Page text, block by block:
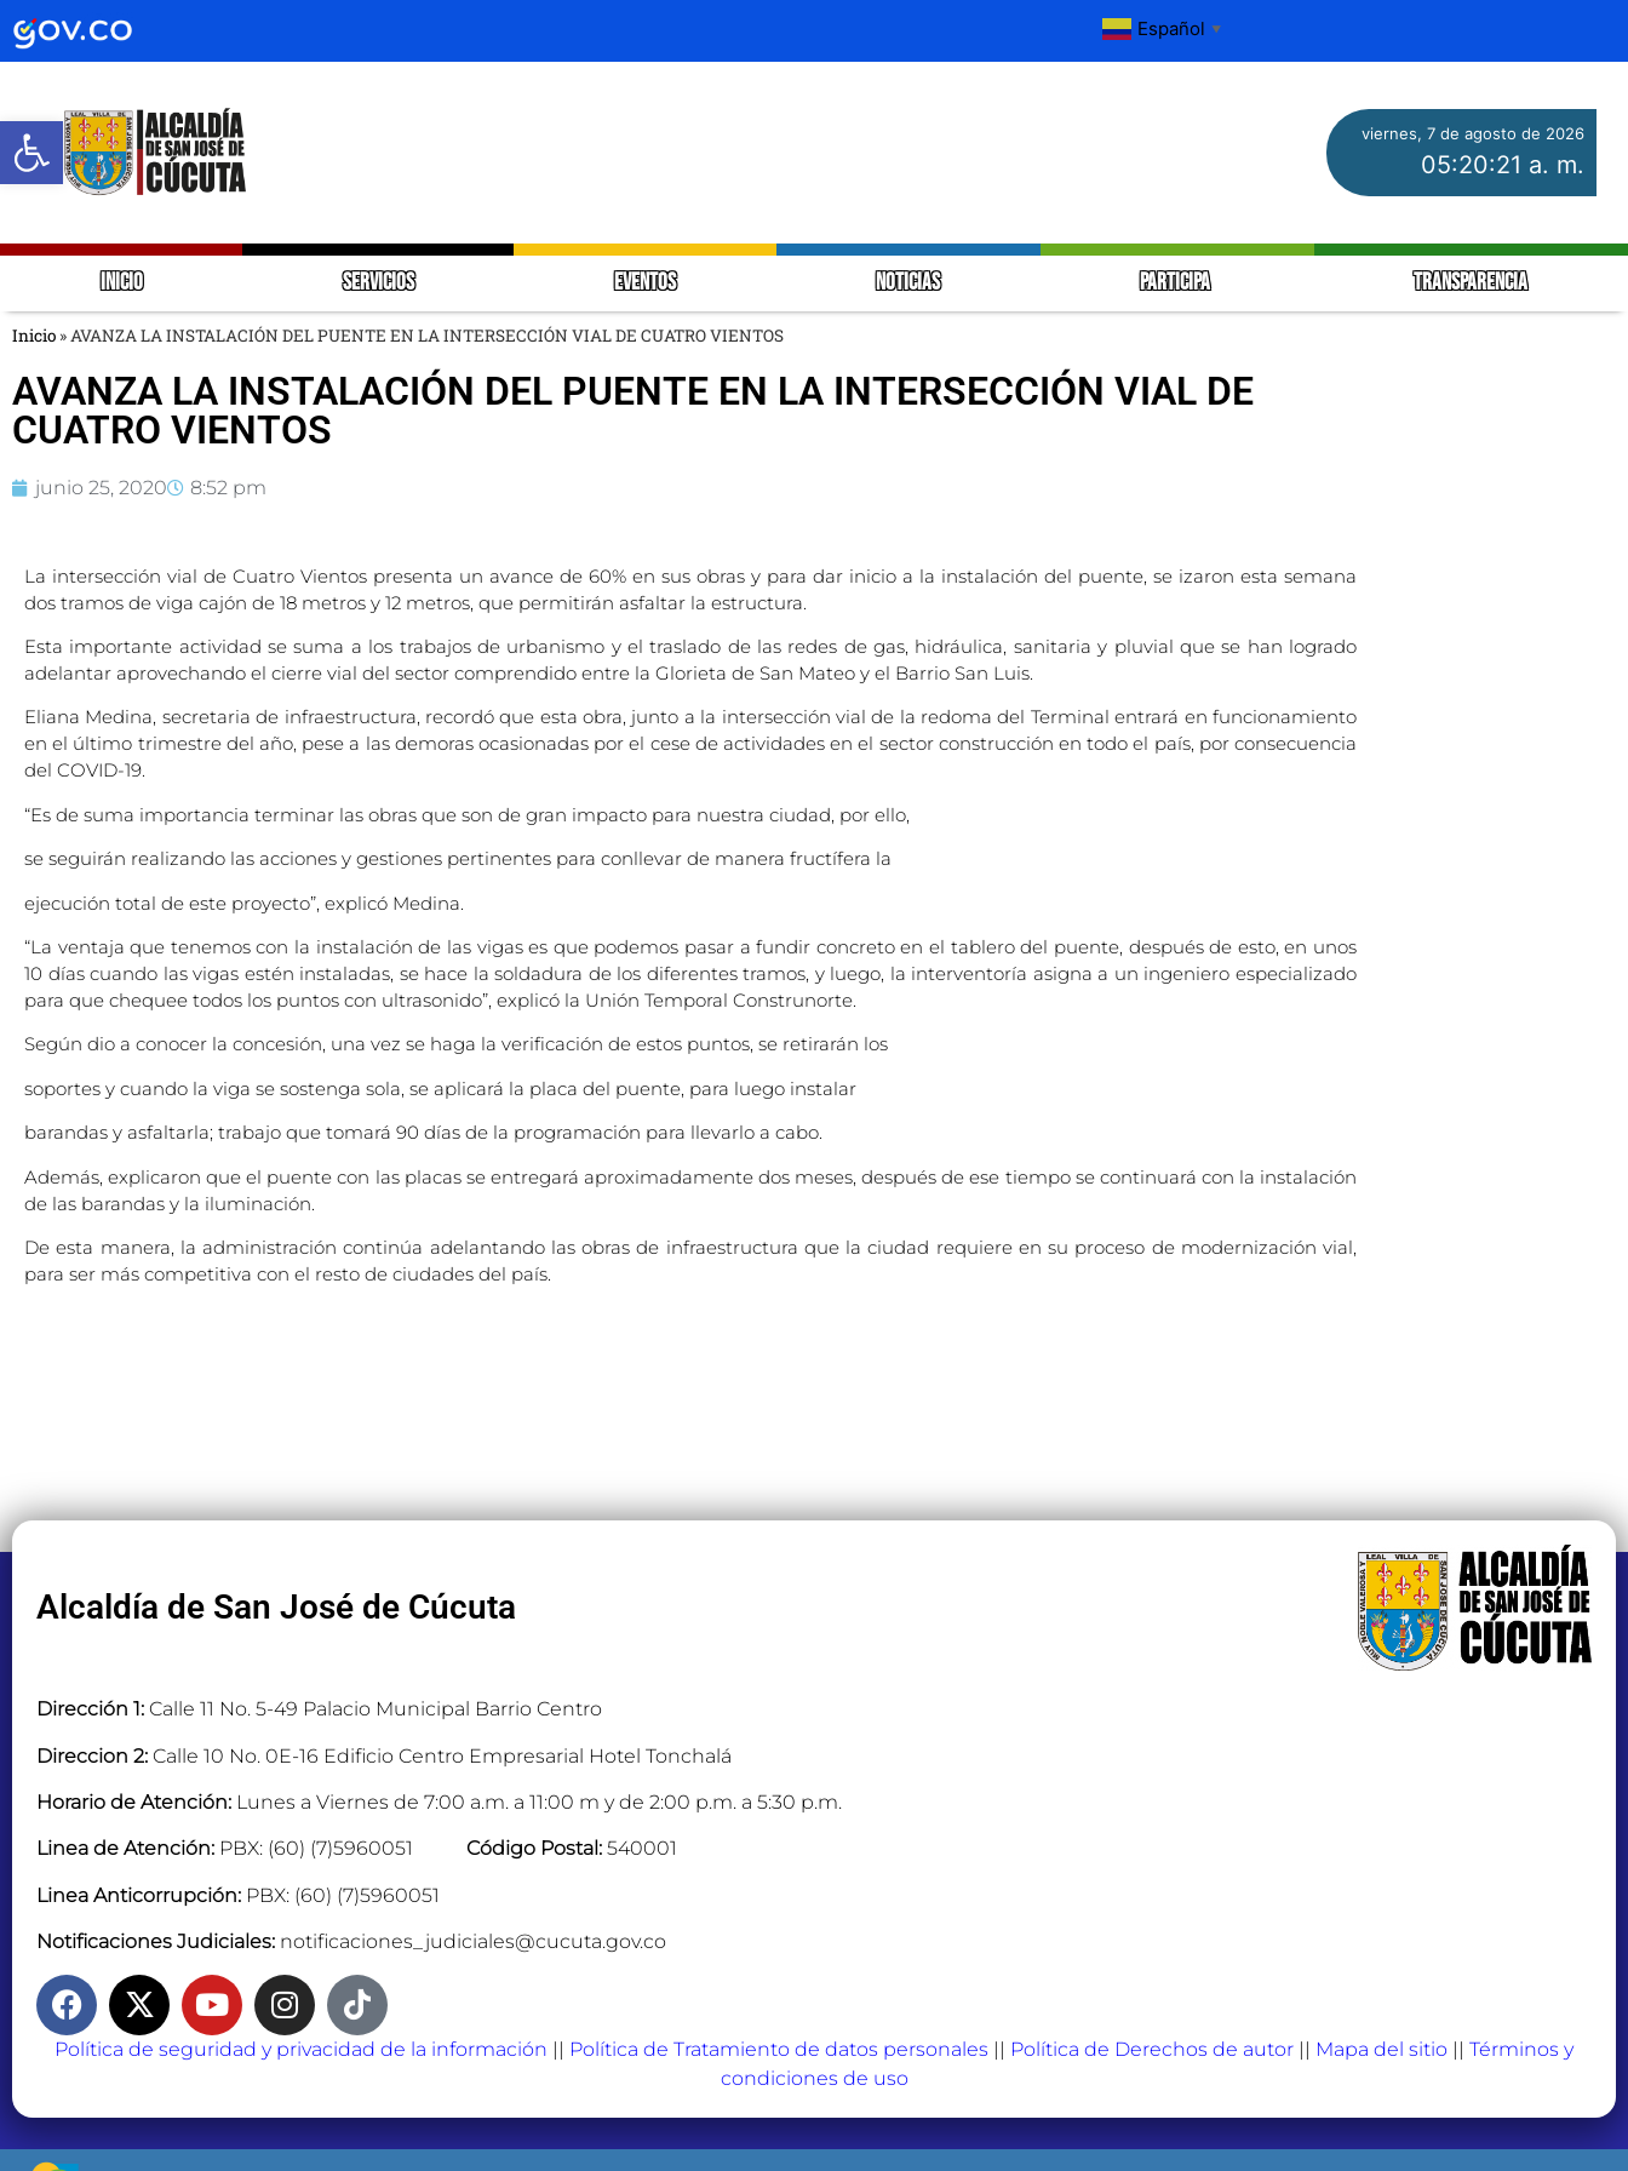
Abrir barra de herramientas
Español ▼
viernes, 7 de agosto de 2026
05:20:21 a. m.
INICIO SERVICIOS EVENTOS NOTICIAS PARTICIPA TRANSPARENCIA
Inicio » AVANZA LA INSTALACIÓN DEL PUENTE EN LA INTERSECCIÓN VIAL DE CUATRO VIENTOS
AVANZA LA INSTALACIÓN DEL PUENTE EN LA INTERSECCIÓN VIAL DE
CUATRO VIENTOS
junio 25, 2020 8:52 pm
La intersección vial de Cuatro Vientos presenta un avance de 60% en sus obras y para dar inicio a la instalación del puente, se izaron esta semana
dos tramos de viga cajón de 18 metros y 12 metros, que permitirán asfaltar la estructura.
Esta importante actividad se suma a los trabajos de urbanismo y el traslado de las redes de gas, hidráulica, sanitaria y pluvial que se han logrado
adelantar aprovechando el cierre vial del sector comprendido entre la Glorieta de San Mateo y el Barrio San Luis.
Eliana Medina, secretaria de infraestructura, recordó que esta obra, junto a la intersección vial de la redoma del Terminal entrará en funcionamiento
en el último trimestre del año, pese a las demoras ocasionadas por el cese de actividades en el sector construcción en todo el país, por consecuencia
del COVID-19.
“Es de suma importancia terminar las obras que son de gran impacto para nuestra ciudad, por ello,
se seguirán realizando las acciones y gestiones pertinentes para conllevar de manera fructífera la
ejecución total de este proyecto”, explicó Medina.
“La ventaja que tenemos con la instalación de las vigas es que podemos pasar a fundir concreto en el tablero del puente, después de esto, en unos
10 días cuando las vigas estén instaladas, se hace la soldadura de los diferentes tramos, y luego, la interventoría asigna a un ingeniero especializado
para que chequee todos los puntos con ultrasonido”, explicó la Unión Temporal Construnorte.
Según dio a conocer la concesión, una vez se haga la verificación de estos puntos, se retirarán los
soportes y cuando la viga se sostenga sola, se aplicará la placa del puente, para luego instalar
barandas y asfaltarla; trabajo que tomará 90 días de la programación para llevarlo a cabo.
Además, explicaron que el puente con las placas se entregará aproximadamente dos meses, después de ese tiempo se continuará con la instalación
de las barandas y la iluminación.
De esta manera, la administración continúa adelantando las obras de infraestructura que la ciudad requiere en su proceso de modernización vial,
para ser más competitiva con el resto de ciudades del país.
Alcaldía de San José de Cúcuta
Dirección 1: Calle 11 No. 5-49 Palacio Municipal Barrio Centro
Direccion 2: Calle 10 No. 0E-16 Edificio Centro Empresarial Hotel Tonchalá
Horario de Atención: Lunes a Viernes de 7:00 a.m. a 11:00 m y de 2:00 p.m. a 5:30 p.m.
Linea de Atención: PBX: (60) (7)5960051 Código Postal: 540001
Linea Anticorrupción: PBX: (60) (7)5960051
Notificaciones Judiciales: notificaciones_judiciales@cucuta.gov.co
Política de seguridad y privacidad de la información || Política de Tratamiento de datos personales || Política de Derechos de autor || Mapa del sitio || Términos y
condiciones de uso